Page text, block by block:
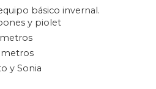
básico invernal.
y piolet
metros
y Sonia